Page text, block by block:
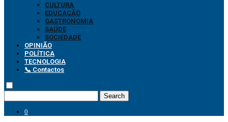
CULTURA
EDUCAÇÃO
GASTRONOMIA
SAÚDE
SOCIEDADE
OPINIÃO
POLÍTICA
TECNOLOGIA
📞 Contactos
Search
0